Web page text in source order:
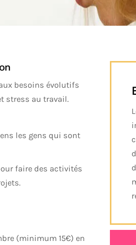
besoins évolutifs
stress au travail.
les gens qui sont
faire des activités
(minimum 15€) en